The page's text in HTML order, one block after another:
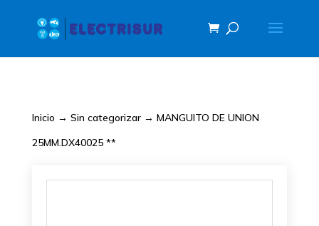
Inicio → Sin categorizar→ MANGUITO DE UNION
25MM.DX40025 **